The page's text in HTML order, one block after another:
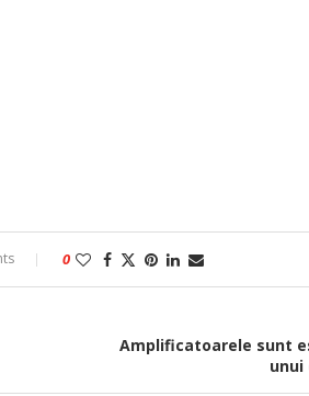
0
Amplificatoarele sunt
unui